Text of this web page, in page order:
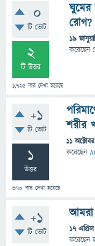
0
টি ভোট
2
টি উত্তর
1,725 বার দেখা হয়েছে
ঘুমের
রোগ?
19
করেছেন
+1
টি ভোট
1
উত্তর
370 বার দেখা হয়েছে
শরীর
11
করেছেন
+1
টি ভোট
আমরা
17
করেছেন